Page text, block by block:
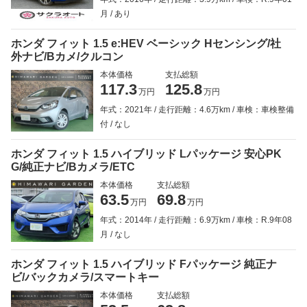
月
あり
ホンダ フィット 1.5 e:HEV ベーシック Hセンシング/社
外ナビ/Bカメ/クルコン
本体価格
117.3万円
支払総額
125.8万円
年式：2021年
走行距離：4.6万km
車検：車検整備
付
なし
ホンダ フィット 1.5 ハイブリッド Lパッケージ 安心PK
G/純正ナビ/Bカメラ/ETC
本体価格
63.5万円
支払総額
69.8万円
年式：2014年
走行距離：6.9万km
車検：R.9年08
月
なし
ホンダ フィット 1.5 ハイブリッド Fパッケージ 純正ナ
ビ/バックカメラ/スマートキー
本体価格 支払総額